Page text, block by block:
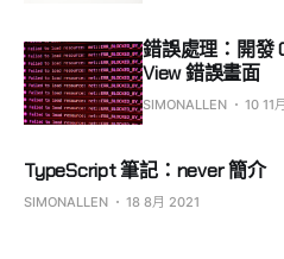
錯誤處理：開發
View 錯誤畫面
SIMONALLEN 10 11
TypeScript 筆記：never 簡介
SIMONALLEN 18 8月 2021